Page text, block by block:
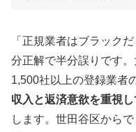
「正規業者はブラック
分正解で半分誤りです
1,500社以上の登録業者
収入と返済意欲を重視
します。世田谷区から